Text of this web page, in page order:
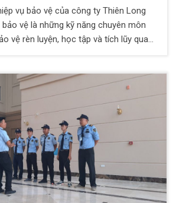
vụ bảo vệ của công ty Thiên Long
vệ là những kỹ năng chuyên môn
vệ rèn luyện, học tập và tích lũy qua
bảo vệ hiệu quả đảm bảo an toàn